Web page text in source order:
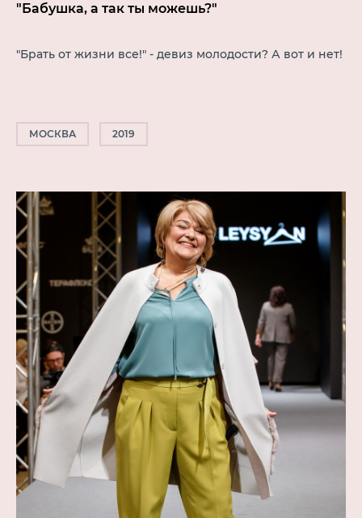
"Бабушка, а так ты можешь?"
"Брать от жизни все!" - девиз молодости? А вот и нет!
МОСКВА 2019